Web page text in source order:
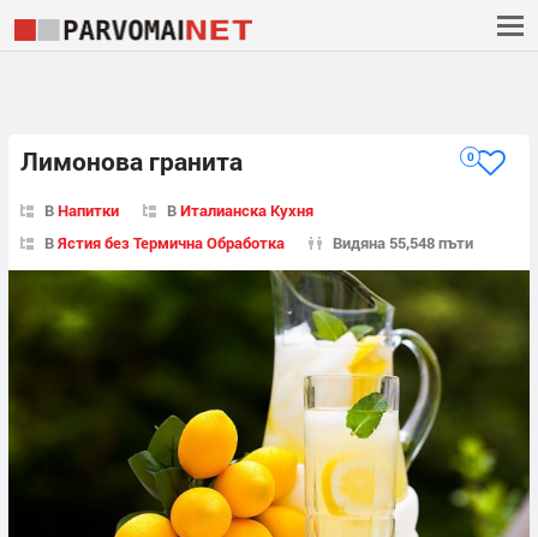
Лимонова гранита 0
ВНапитки ВИталианска Кухня
ВЯстия без Термична Обработка Видяна 55,548 пъти